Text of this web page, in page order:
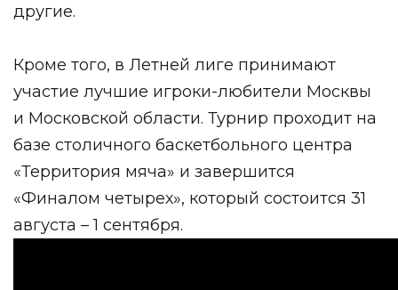
другие.
Кроме того, в Летней лиге принимают
участие лучшие игроки-любители Москвы
и Московской области. Турнир проходит на
базе столичного баскетбольного центра
«Территория мяча» и завершится
«Финалом четырех», который состоится 31
августа – 1 сентября.